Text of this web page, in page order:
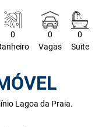
0
0
Vagas
0
Suite
Lagoa da Praia.